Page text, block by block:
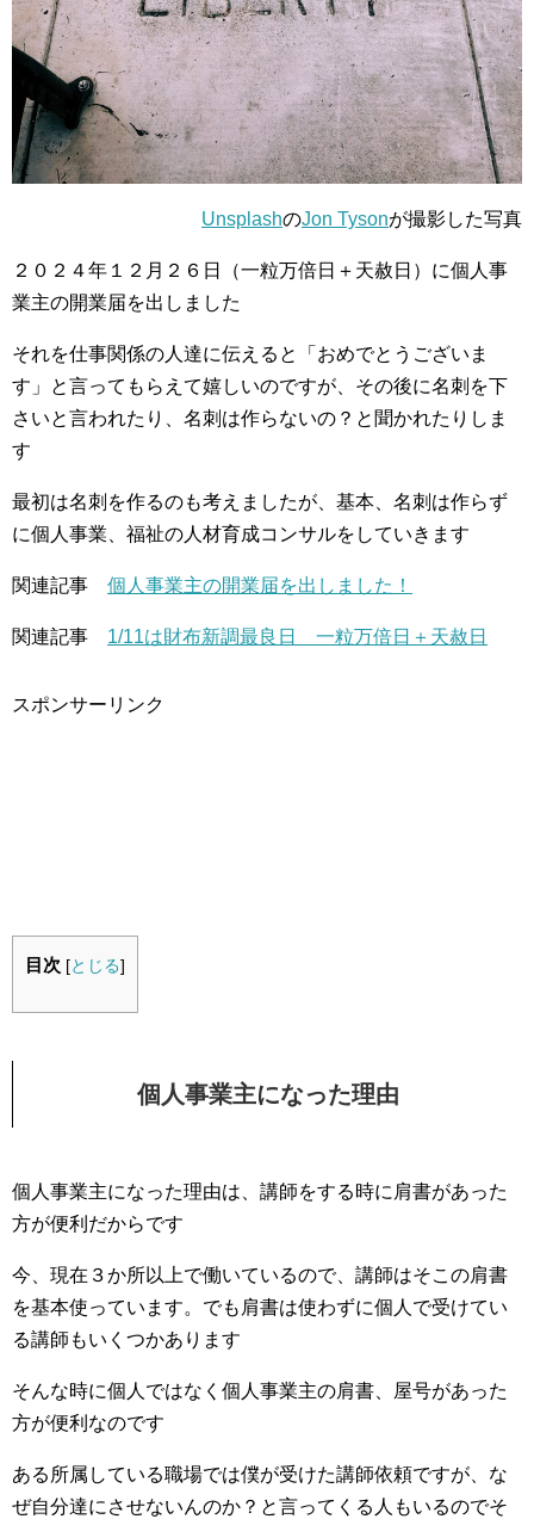
UnsplashのJon Tysonが撮影した写真
２０２４年１２月２６日（一粒万倍日＋天赦日）に個人事
業主の開業届を出しました
それを仕事関係の人達に伝えると「おめでとうございま
す」と言ってもらえて嬉しいのですが、その後に名刺を下
さいと言われたり、名刺は作らないの？と聞かれたりしま
す
最初は名刺を作るのも考えましたが、基本、名刺は作らず
に個人事業、福祉の人材育成コンサルをしていきます
関連記事 個人事業主の開業届を出しました！
関連記事 1/11は財布新調最良日 一粒万倍日＋天赦日
スポンサーリンク
目次 [とじる]
個人事業主になった理由
個人事業主になった理由は、講師をする時に肩書があった
方が便利だからです
今、現在３か所以上で働いているので、講師はそこの肩書
を基本使っています。でも肩書は使わずに個人で受けてい
る講師もいくつかあります
そんな時に個人ではなく個人事業主の肩書、屋号があった
方が便利なのです
ある所属している職場では僕が受けた講師依頼ですが、な
ぜ自分達にさせないんのか？と言ってくる人もいるのでそ